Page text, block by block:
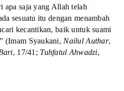
apa saja yang Allah telah
sesuatu itu dengan menambah
kecantikan, baik untuk suami
(Imam Syaukani, Nailul Authar,
, 17/41; Tuhfatul Ahwadzi,